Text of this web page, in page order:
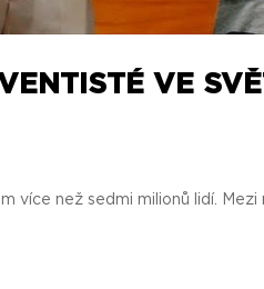
VE
více než sedmi milionů lidí.